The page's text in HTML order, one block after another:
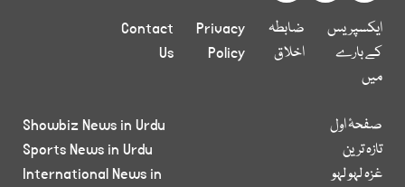
ایکسپریس
کے بارے
میں
ضابطہ
اخلاق
Privacy
Policy
Contact
Us
صفحۂ اول
تازہ ترین
غزہ لہو لہو
Showbiz News in Urdu
Sports News in Urdu
International News in